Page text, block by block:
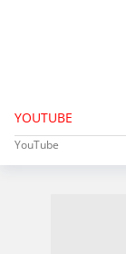
YOUTUBE
YouTube